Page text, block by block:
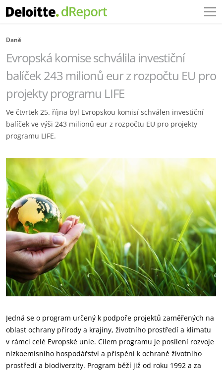
Daně
Evropská komise schválila investiční
balíček 243 milionů eur z rozpočtu EU pro
projekty programu LIFE
Ve čtvrtek 25. října byl Evropskou komisí schválen investiční
balíček ve výši 243 milionů eur z rozpočtu EU pro projekty
programu LIFE.
Jedná se o program určený k podpoře projektů zaměřených na
oblast ochrany přírody a krajiny, životního prostředí a klimatu
v rámci celé Evropské unie. Cílem programu je posílení rozvoje
nízkoemisního hospodářství a přispění k ochraně životního
prostředí a biodiverzity. Program běží již od roku 1992 a za